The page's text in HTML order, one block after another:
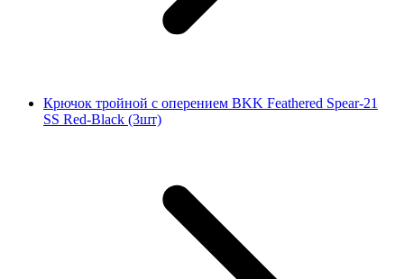
Крючок тройной с оперением BKK Feathered Spear-21
SS Red-Black (3шт)